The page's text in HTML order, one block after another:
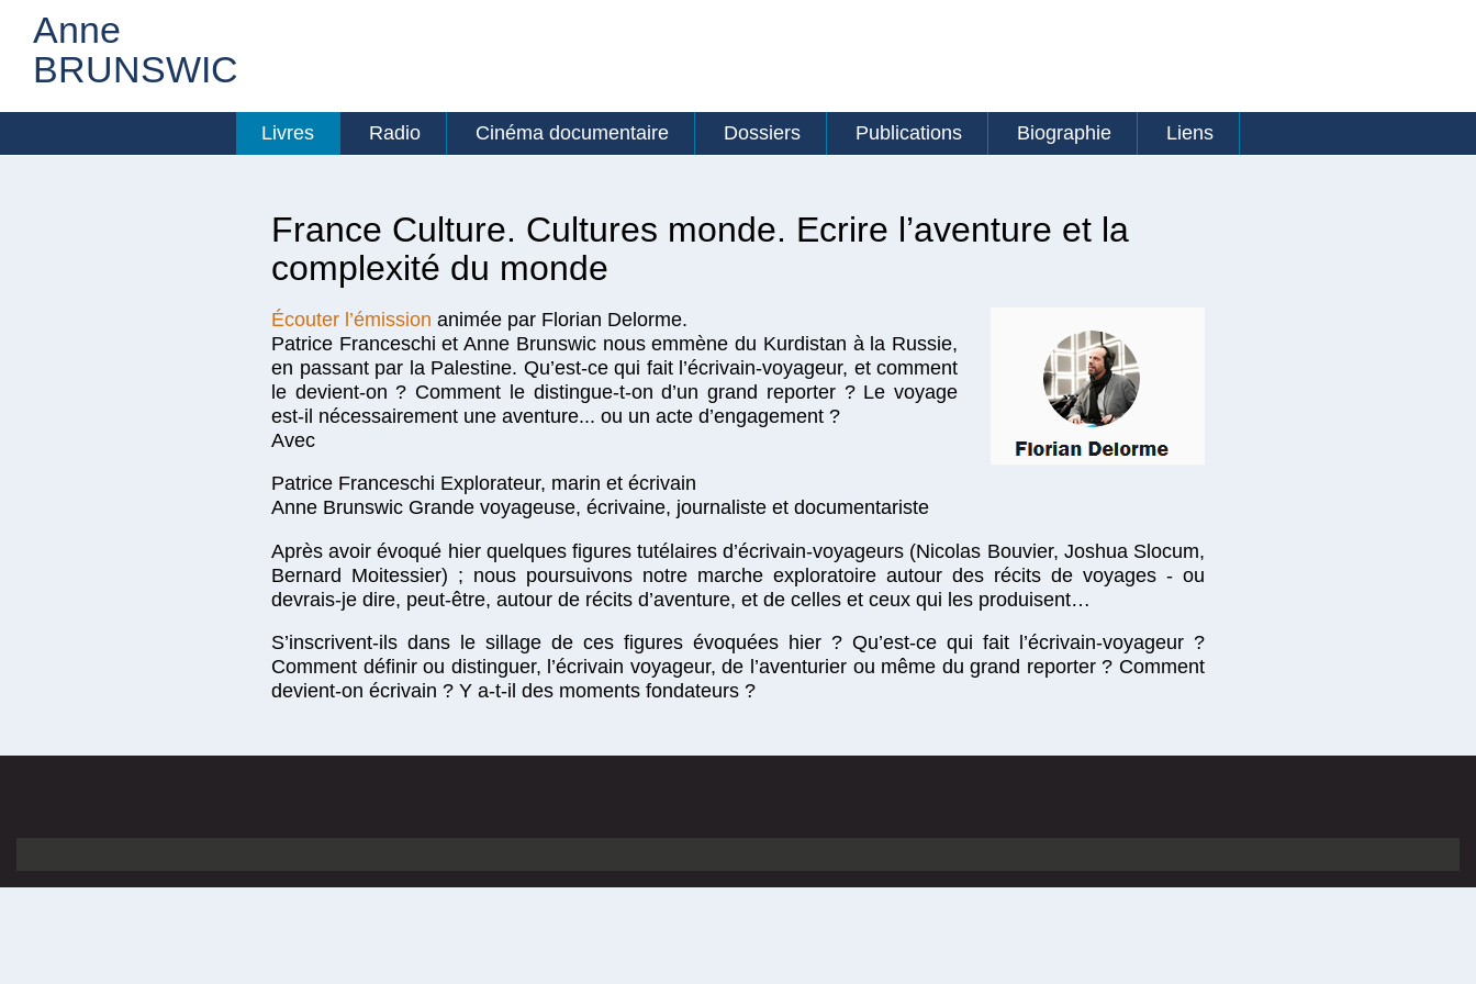
Anne
BRUNSWIC
Livres Radio Cinéma documentaire Dossiers Publications Biographie Liens
France Culture. Cultures monde. Ecrire l’aventure et la
complexité du monde
Écouter l’émission animée par Florian Delorme.
Patrice Franceschi et Anne Brunswic nous emmène du Kurdistan à la Russie,
en passant par la Palestine. Qu’est-ce qui fait l’écrivain-voyageur, et comment
le devient-on ? Comment le distingue-t-on d’un grand reporter ? Le voyage
est-il nécessairement une aventure... ou un acte d’engagement ?
Avec
Patrice Franceschi Explorateur, marin et écrivain
Anne Brunswic Grande voyageuse, écrivaine, journaliste et documentariste
Après avoir évoqué hier quelques figures tutélaires d’écrivain-voyageurs (Nicolas Bouvier, Joshua Slocum,
Bernard Moitessier) ; nous poursuivons notre marche exploratoire autour des récits de voyages - ou
devrais-je dire, peut-être, autour de récits d’aventure, et de celles et ceux qui les produisent…
S’inscrivent-ils dans le sillage de ces figures évoquées hier ? Qu’est-ce qui fait l’écrivain-voyageur ?
Comment définir ou distinguer, l’écrivain voyageur, de l’aventurier ou même du grand reporter ? Comment
devient-on écrivain ? Y a-t-il des moments fondateurs ?